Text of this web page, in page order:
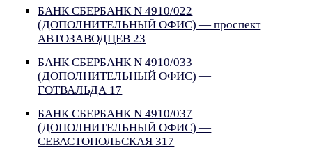
БАНК СБЕРБАНК N 4910/022
(ДОПОЛНИТЕЛЬНЫЙ ОФИС) — проспект
АВТОЗАВОДЦЕВ 23
БАНК СБЕРБАНК N 4910/033
(ДОПОЛНИТЕЛЬНЫЙ ОФИС) —
ГОТВАЛЬДА 17
БАНК СБЕРБАНК N 4910/037
(ДОПОЛНИТЕЛЬНЫЙ ОФИС) —
СЕВАСТОПОЛЬСКАЯ 317